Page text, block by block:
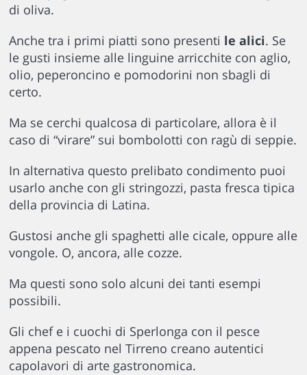
di oliva.
Anche tra i primi piatti sono presenti le alici. Se
le gusti insieme alle linguine arricchite con aglio,
olio, peperoncino e pomodorini non sbagli di
certo.
Ma se cerchi qualcosa di particolare, allora è il
caso di “virare” sui bombolotti con ragù di seppie.
In alternativa questo prelibato condimento puoi
usarlo anche con gli stringozzi, pasta fresca tipica
della provincia di Latina.
Gustosi anche gli spaghetti alle cicale, oppure alle
vongole. O, ancora, alle cozze.
Ma questi sono solo alcuni dei tanti esempi
possibili.
Gli chef e i cuochi di Sperlonga con il pesce
appena pescato nel Tirreno creano autentici
capolavori di arte gastronomica.